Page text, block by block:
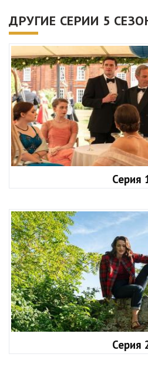
ДРУГИЕ СЕРИИ 5
Серия
Серия